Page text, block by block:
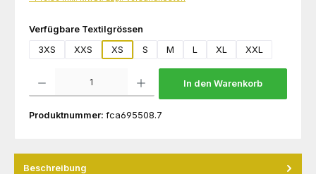
Verfügbare Textilgrössen
3XS
XXS XS S M L XL XXL
In den Warenkorb
Produktnummer: fca695508.7
Beschreibung